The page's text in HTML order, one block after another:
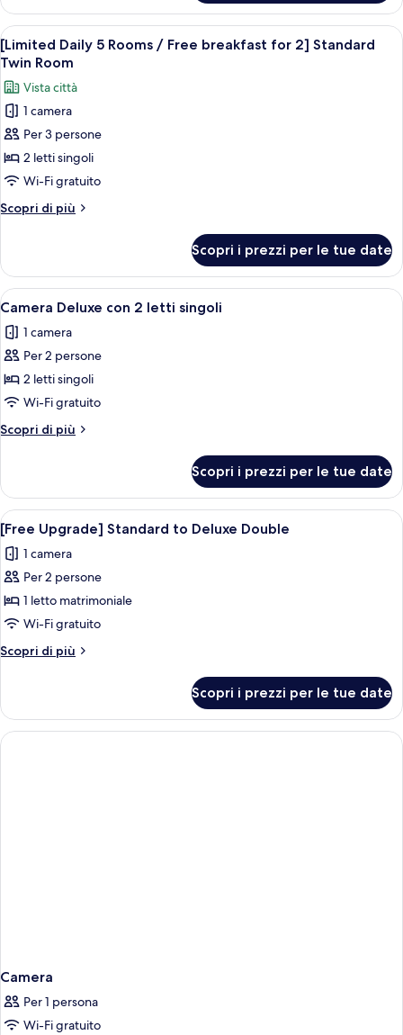
Standard,
accessibile
ai
disabili
Apri
tutte
le
foto
per
[Limited
Daily
5
Rooms
/
breakfast
for
2]
Standard
Twin
Room
Camera d'albergo con due letti, una
7
[Limited Daily 5 Rooms / Free breakfast for 2] Standard
Twin Room
Vista città
1 camera
Per 3 persone
2 letti singoli
Wi-Fi gratuito
Scopri di più
Altri
Daily
Rooms
Free
breakfast
2]
Standard
Room
Scopri i prezzi per le tue date
Apri
tutte
le
foto
per
Camera
Deluxe
con
letti
singoli
Camera d'albergo con un letto, un
1
Camera Deluxe con 2 letti singoli
1 camera
Per 2 persone
2 letti singoli
Wi-Fi gratuito
Scopri di più
Altri
Deluxe
con
2
letti
singoli
Scopri i prezzi per le tue date
Apri
tutte
le
foto
per
[Free
Upgrade]
Standard
Deluxe
Double
Una camera d'albergo con un letto
1
[Free Upgrade] Standard to Deluxe Double
1 camera
Per 2 persone
1 letto matrimoniale
Wi-Fi gratuito
Scopri di più
Altri
Upgrade]
Standard
to
Scopri i prezzi per le tue date
Camera
Per 1 persona
Wi-Fi gratuito